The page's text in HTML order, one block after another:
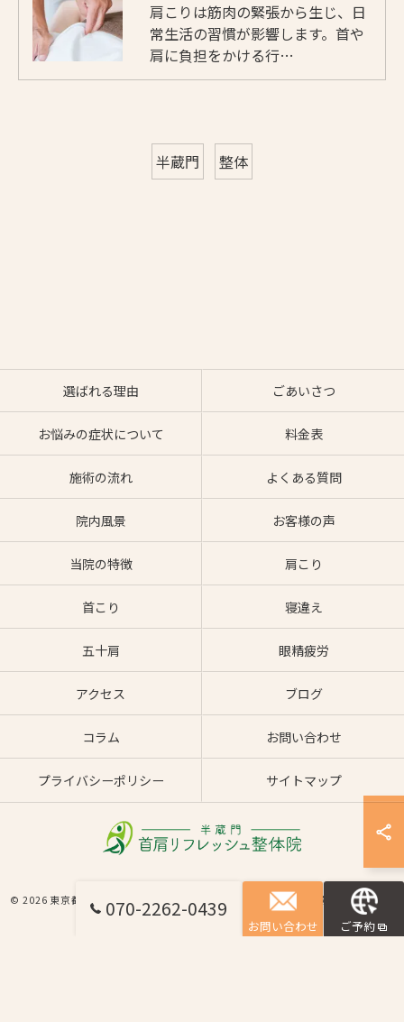
肩こりは筋肉の緊張から生じ、日
常生活の習慣が影響します。首や
肩に負担をかける行…
半蔵門 整体
070-2262-0439
お問い合わせ ご予約
選ばれる理由 ごあいさつ
お悩みの症状について 料金表
施術の流れ よくある質問
院内風景 お客様の声
当院の特徴 肩こり
首こり 寝違え
五十肩 眼精疲労
アクセス ブログ
コラム お問い合わせ
プライバシーポリシー サイトマップ
© 2026 東京都半蔵門の整体なら半蔵門 首肩リフレッシュ整体院 ALL RIGHTS
RESERVED.